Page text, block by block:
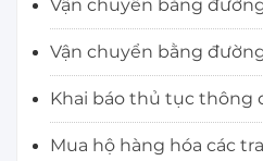
Vận chuyển bằng
Vận chuyển bằng
Khai báo thủ tục thông
Mua hộ hàng hóa các